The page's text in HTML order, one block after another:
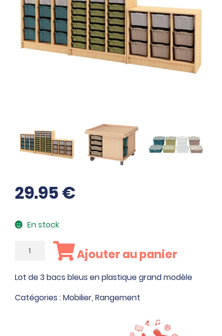
29.95€
En stock
quantité
de
3
Ajouter au panier
Lot de 3 bacs bleus en plastique grand modèle
Catégories :Mobilier, Rangement